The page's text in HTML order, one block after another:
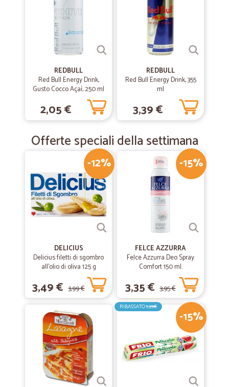
Soddisfatta del servizio
12/02/2020
— Siro B.
Gente seria , affidabile , anche se un po' lenta, per il resto tutto in
tempi normali !S.B.
04/12/2018
Monica M.
Sito fantastico, prezzi nella norma, consegna veloce, imballo prodotti
perfetto... Tutto ok! Consiglio di provare.
REDBULL
Red Bull Energy Drink,
Gusto Cocco Açaí, 250 ml
2,05 €
REDBULL
Red Bull Energy Drink, 355
ml
3,39 €
Offerte speciali della settimana
-12%
DELICIUS
Delicius filetti di sgombro
all'olio di oliva 125 g
3,49 € 3,99 €
-15%
FELCE AZZURRA
Felce Azzurra Deo Spray
Comfort 150 ml.
3,35 € 3,95 €
-15%
RIBASSATO1,29€